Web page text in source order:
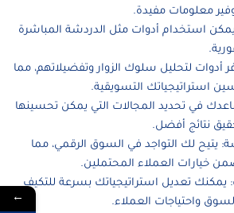
معلومات مفيدة.
يمكن استخدام أدوات مثل الدردشة المباشرة
أدوات لتحليل سلوك الزوار وتفضيلاتهم، مما
استراتيجياتك التسويقية.
في تحديد المجالات التي يمكن تحسينها
نتائج أفضل.
يتيح لك التواجد في السوق الرقمي، مما
خيارات العملاء المحتملين.
يمكنك تعديل استراتيجياتك بسرعة للتكيف
واحتياجات العملاء.
←